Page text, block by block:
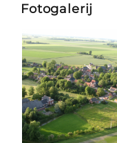
Fotogalerij